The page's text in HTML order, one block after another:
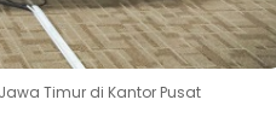
Timur di Kantor Pusat